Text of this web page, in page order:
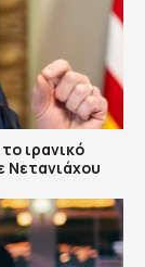
ιρανικό
Νετανιάχου